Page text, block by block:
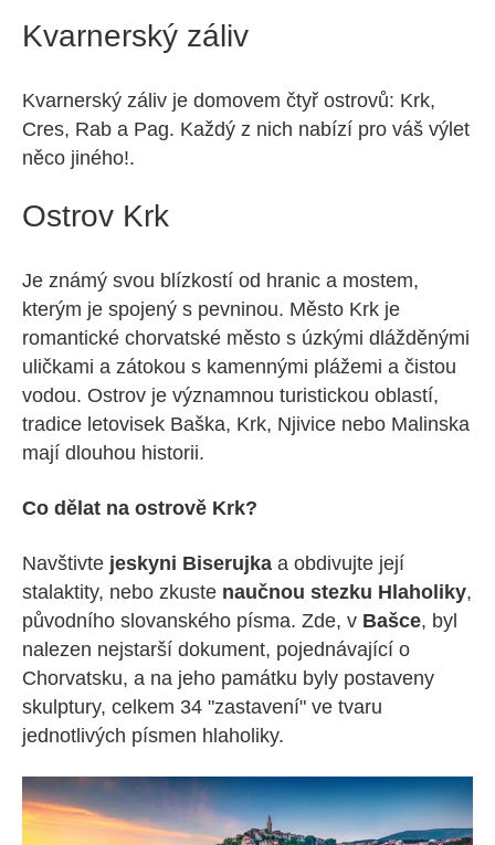
Kvarnerský záliv
Kvarnerský záliv je domovem čtyř ostrovů: Krk,
Cres, Rab a Pag. Každý z nich nabízí pro váš výlet
něco jiného!.
Ostrov Krk
Je známý svou blízkostí od hranic a mostem,
kterým je spojený s pevninou. Město Krk je
romantické chorvatské město s úzkými dlážděnými
uličkami a zátokou s kamennými plážemi a čistou
vodou. Ostrov je významnou turistickou oblastí,
tradice letovisek Baška, Krk, Njivice nebo Malinska
mají dlouhou historii.
Co dělat na ostrově Krk?
Navštivte jeskyni Biserujka a obdivujte její
stalaktity, nebo zkuste naučnou stezku Hlaholiky,
původního slovanského písma. Zde, v Bašce, byl
nalezen nejstarší dokument, pojednávající o
Chorvatsku, a na jeho památku byly postaveny
skulptury, celkem 34 "zastavení" ve tvaru
jednotlivých písmen hlaholiky.